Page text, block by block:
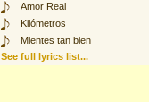
Amor Real
Kilómetros
Mientes tan bien
See full lyrics list...